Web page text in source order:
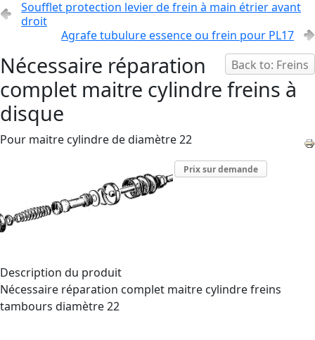
Soufflet protection levier de frein à main étrier avant
droit
Agrafe tubulure essence ou frein pour PL17
Back to: Freins
Nécessaire réparation
complet maitre cylindre freins à
disque
Pour maitre cylindre de diamètre 22
Prix sur demande
Description du produit
Nécessaire réparation complet maitre cylindre freins
tambours diamètre 22